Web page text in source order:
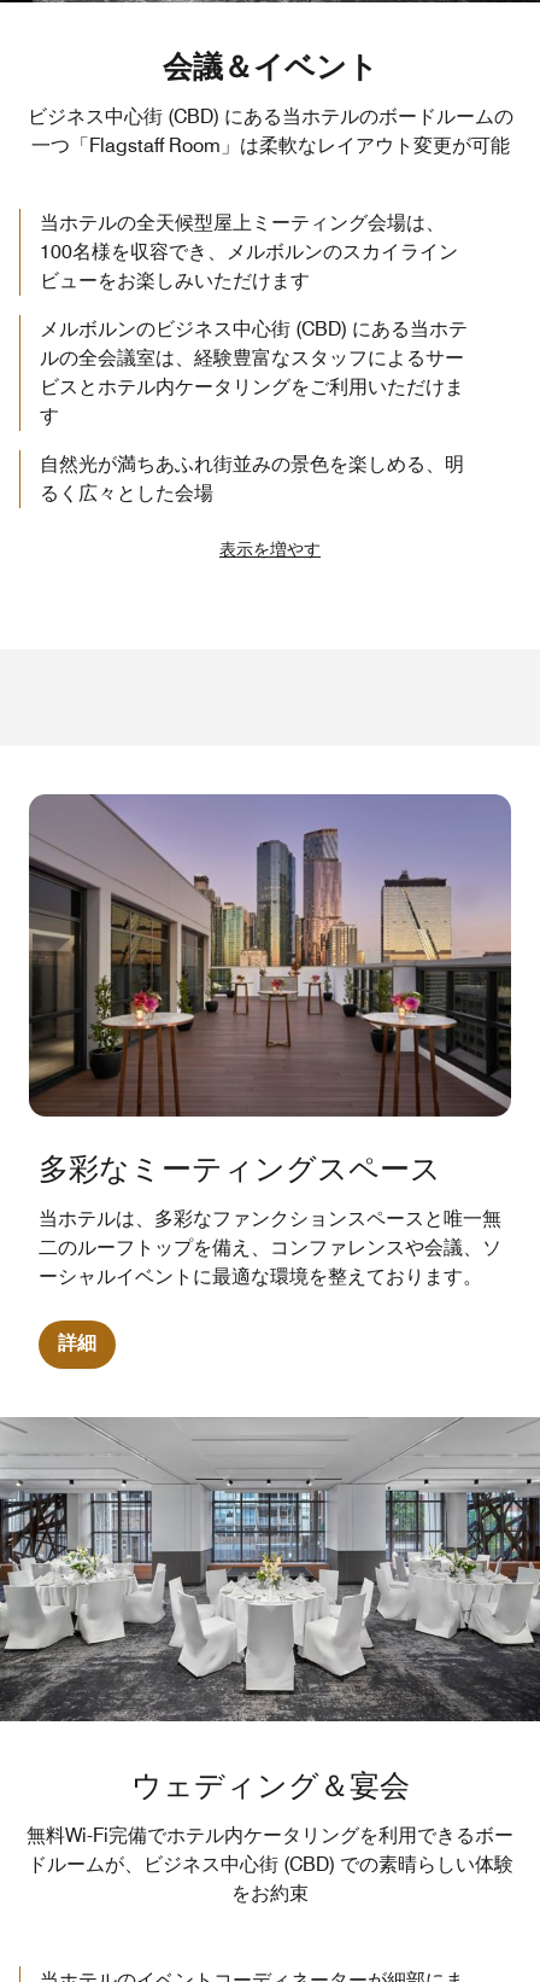
会議＆イベント
ビジネス中心街 (CBD) にある当ホテルのボードルームの
一つ「Flagstaff Room」は柔軟なレイアウト変更が可能
当ホテルの全天候型屋上ミーティング会場は、
100名様を収容でき、メルボルンのスカイライン
ビューをお楽しみいただけます
メルボルンのビジネス中心街 (CBD) にある当ホテ
ルの全会議室は、経験豊富なスタッフによるサー
ビスとホテル内ケータリングをご利用いただけま
す
自然光が満ちあふれ街並みの景色を楽しめる、明
るく広々とした会場
表示を増やす
多彩なミーティングスペース
当ホテルは、多彩なファンクションスペースと唯一無
二のルーフトップを備え、コンファレンスや会議、ソ
ーシャルイベントに最適な環境を整えております。
詳細
ウェディング＆宴会
無料Wi-Fi完備でホテル内ケータリングを利用できるボー
ドルームが、ビジネス中心街 (CBD) での素晴らしい体験
をお約束